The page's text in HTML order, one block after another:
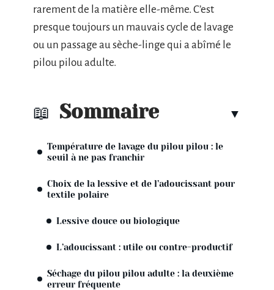
rarement de la matière elle-même. C’est
presque toujours un mauvais cycle de lavage
ou un passage au sèche-linge qui a abîmé le
pilou pilou adulte.
Sommaire
Température de lavage du pilou pilou : le
seuil à ne pas franchir
Choix de la lessive et de l’adoucissant pour
textile polaire
Lessive douce ou biologique
L’adoucissant : utile ou contre-productif
Séchage du pilou pilou adulte : la deuxième
erreur fréquente